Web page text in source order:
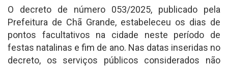
O decreto de número 053/2025, publicado pela
Prefeitura de Chã Grande, estabeleceu os dias de
pontos facultativos na cidade neste período de
festas natalinas e fim de ano. Nas datas inseridas no
decreto, os serviços públicos considerados não